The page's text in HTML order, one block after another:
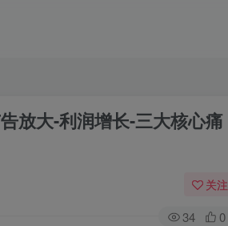
放大-利润增长-三大核心痛
关注
34 0